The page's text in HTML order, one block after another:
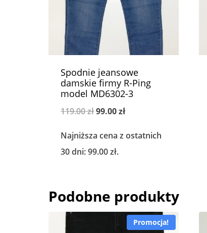
Spodnie jeansowe
damskie firmy R-Ping
model MD6302-3
119.00złPierwotna
99.00złAktualna
Najniższa cena z ostatnich
30 dni:99.00zł.
Podobne produkty
Promocja!